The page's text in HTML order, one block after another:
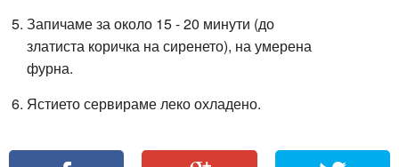
Запичаме за около 15 - 20 минути (до
златиста коричка на сиренето), на умерена
фурна.
Ястието сервираме леко охладено.